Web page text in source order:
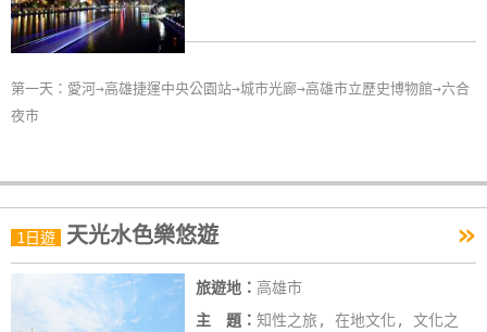
第一天：愛河→高雄捷運中央公園站→城市光廊→高雄市立歷史博物館→六合
夜市
1日遊 天光水色樂悠遊 »
旅遊地： 高雄市
主 題： 知性之旅, 在地文化, 文化之